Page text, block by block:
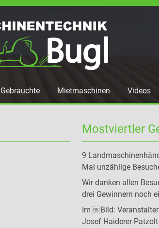
Gebrauchte Mietmaschinen Videos
Mostviertler
9
Mal unzählige
Wir danken allen
drei Gewinnern noch
Im ￼Bild: Veranstalter
Josef Haiderer-